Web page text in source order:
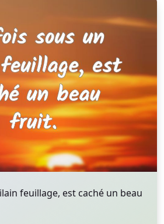
feuillage, est caché un beau